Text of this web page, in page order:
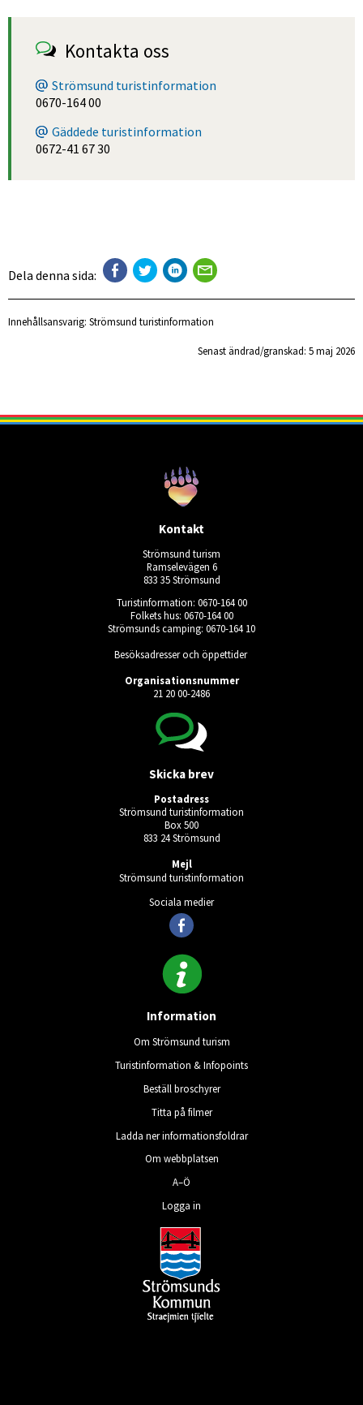
Kontakta oss
Strömsund turistinformation
0670-164 00
Gäddede turistinformation
0672-41 67 30
Dela denna sida:
Innehållsansvarig: Strömsund turistinformation
Senast ändrad/granskad: 5 maj 2026
Kontakt
Strömsund turism
Ramselevägen 6
833 35 Strömsund
Turistinformation: 0670-164 00
Folkets hus: 0670-164 00
Strömsunds camping: 0670-164 10
Besöksadresser och öppettider
Organisationsnummer
21 20 00-2486
Skicka brev
Postadress
Strömsund turistinformation
Box 500
833 24 Strömsund
Mejl
Strömsund turistinformation
Sociala medier
Information
Om Strömsund turism
Turistinformation & Infopoints
Beställ broschyrer
Titta på filmer
Ladda ner informationsfoldrar
Om webbplatsen
A–Ö
Logga in